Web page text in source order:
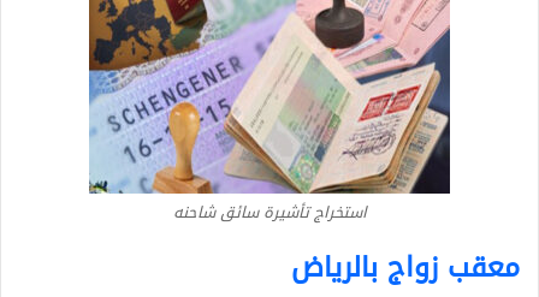
استخراج تأشيرة سائق شاحنه
معقب زواج بالرياض